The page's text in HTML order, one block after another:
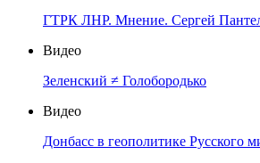
ГТРК ЛНР. Мнение. Сергей
Видео
Зеленский ≠ Голобородько
Видео
Донбасс в геополитике Русского